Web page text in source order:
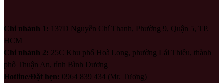
Chi nhánh 1: 137D Nguyễn Chí Thanh, Phường 9, Quận 5, TP.
HCM
Chi nhánh 2: 25C Khu phố Hoà Long, phường Lái Thiêu, thành
phố Thuận An, tỉnh Bình Dương
Hotline/Đặt hẹn: 0964 839 434 (Mr. Tương)